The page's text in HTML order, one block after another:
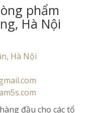
phẩm
Hà Nội
Hà Nội
đầu cho các tổ